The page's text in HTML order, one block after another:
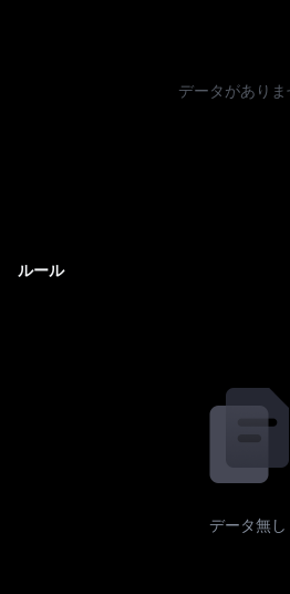
データがありま
ルール
データ無し